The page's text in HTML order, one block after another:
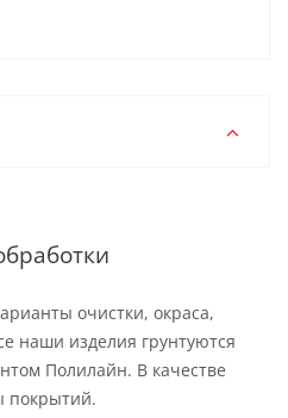
очистки, окраса,
наши изделия грунтуются
Полилайн. В качестве
покрытий.